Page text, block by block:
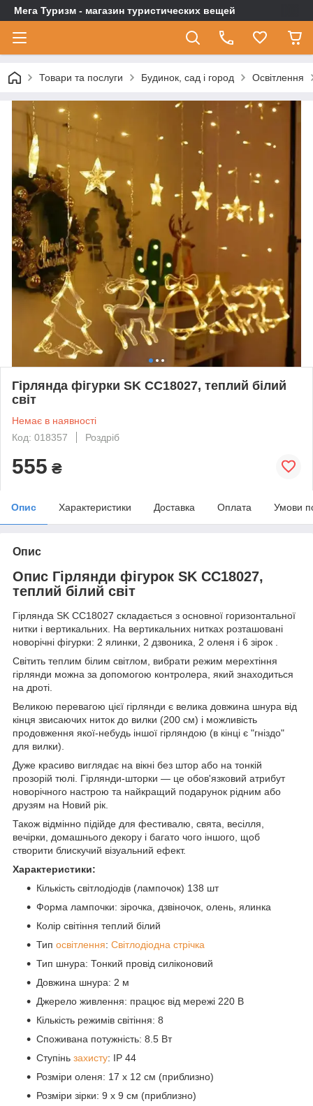
Мега Туризм - магазин туристических вещей
Товари та послуги Будинок, сад і город Освітлення
Гірлянда фігурки SK CC18027, теплий білий
світ
Немає в наявності
Код: 018357
Роздріб
555 ₴
Опис Характеристики Доставка Оплата Умови
Опис
Опис Гірлянди фігурок SK CC18027,
теплий білий світ
Гірлянда SK CC18027 складається з основної горизонтальної
нитки і вертикальних. На вертикальних нитках розташовані
новорічні фігурки: 2 ялинки, 2 дзвоника, 2 оленя і 6 зірок .
Світить теплим білим світлом, вибрати режим мерехтіння
гірлянди можна за допомогою контролера, який знаходиться
на дроті.
Великою перевагою цієї гірлянди є велика довжина шнура від
кінця звисаючих ниток до вилки (200 см) і можливість
продовження якої-небудь іншої гірляндою (в кінці є "гніздо"
для вилки).
Дуже красиво виглядає на вікні без штор або на тонкій
прозорій тюлі. Гірлянди-шторки — це обов'язковий атрибут
новорічного настрою та найкращий подарунок рідним або
друзям на Новий рік.
Також відмінно підійде для фестивалю, свята, весілля,
вечірки, домашнього декору і багато чого іншого, щоб
створити блискучий візуальний ефект.
Характеристики:
Кількість світлодіодів (лампочок) 138 шт
Форма лампочки: зірочка, дзвіночок, олень, ялинка
Колір світіння теплий білий
Тип освітлення: Світлодіодна стрічка
Тип шнура: Тонкий провід силіконовий
Довжина шнура: 2 м
Джерело живлення: працює від мережі 220 В
Кількість режимів світіння: 8
Споживана потужність: 8.5 Вт
Ступінь захисту: IP 44
Розміри оленя: 17 х 12 см (приблизно)
Розміри зірки: 9 х 9 см (приблизно)